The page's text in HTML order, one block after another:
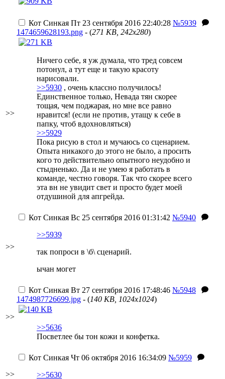
>>
Кот Синкая Пт 23 сентября 2016 22:40:28 №5939
1474659628193.png - (271 KB, 242x280)
Ничего себе, я уж думала, что тред совсем
потонул, а тут еще и такую красоту
нарисовали.
>>5930 , очень классно получилось!
Единственное только, Невада тян скорее
тощая, чем поджарая, но мне все равно
нравится! (если не против, утащу к себе в
папку, чтоб вдохновляться)
>>5929
Пока рисую в стол и мучаюсь со сценарием.
Опыта никакого до этого не было, а просить
кого то действительно опытного неудобно и
стыдненько. Да и не умею я работать в
команде, честно говоря. Так что скорее всего
эта вн не увидит свет и просто будет моей
отдушиной для апгрейда.
>>
Кот Синкая Вс 25 сентября 2016 01:31:42 №5940
>>5939
так попроси в \б\ сценарий.
ычан могет
>>
Кот Синкая Вт 27 сентября 2016 17:48:46 №5948
1474987726699.jpg - (140 KB, 1024x1024)
>>5636
Посветлее бы тон кожи и конфетка.
>>
Кот Синкая Чт 06 октября 2016 16:34:09 №5959
>>5630